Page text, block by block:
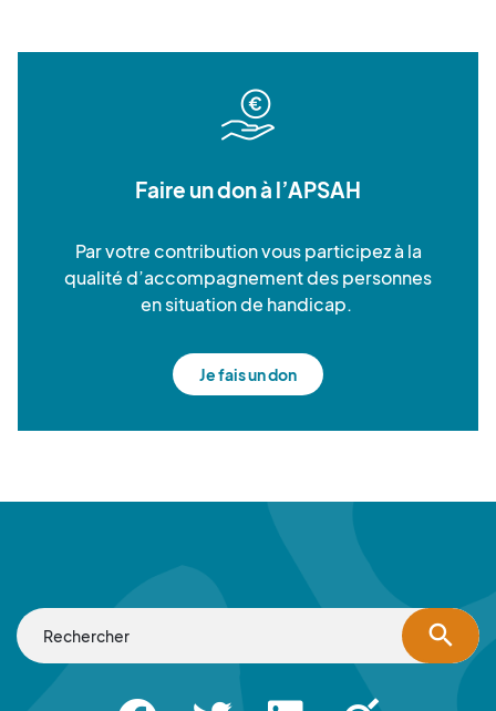
Faire un don à l’APSAH
Par votre contribution vous participez à la
qualité d’accompagnement des personnes
en situation de handicap.
Je fais un don
search